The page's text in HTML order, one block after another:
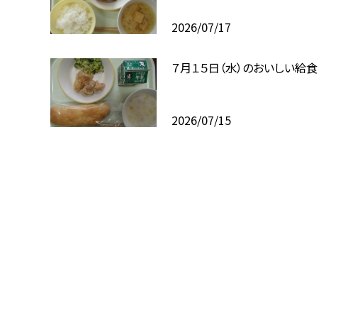
2026/07/17
７月１５日（水）のおいしい給食
2026/07/15